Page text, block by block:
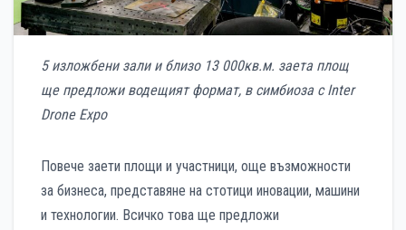
5 изложбени зали и близо 13 000кв.м. заета площ
ще предложи водещият формат, в симбиоза с Inter
Drone Expo
Повече заети площи и участници, още възможности
за бизнеса, представяне на стотици иновации, машини
и технологии. Всичко това ще предложи